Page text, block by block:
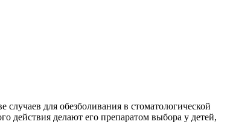
для обезболивания в стоматологической
действия делают его препаратом выбора у детей,